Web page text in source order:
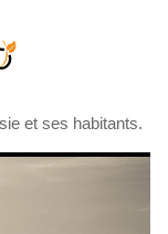
et ses habitants.